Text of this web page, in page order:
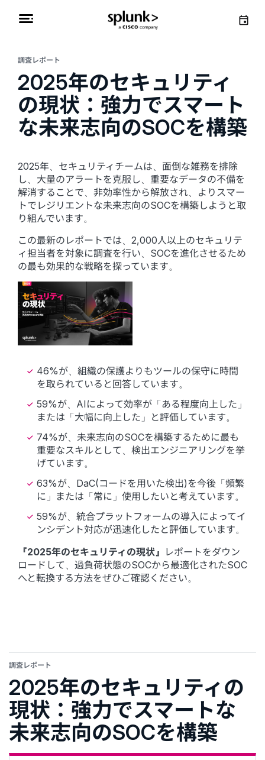
調査レポート
2025年のセキュリティ
の現状：強力でスマート
な未来志向のSOCを構築
2025年、セキュリティチームは、面倒な雑務を排除
し、大量のアラートを克服し、重要なデータの不備を
解消することで、非効率性から解放され、よりスマー
トでレジリエントな未来志向のSOCを構築しようと取
り組んでいます。
この最新のレポートでは、2,000人以上のセキュリテ
ィ担当者を対象に調査を行い、SOCを進化させるため
の最も効果的な戦略を探っています。
46%が、組織の保護よりもツールの保守に時間
を取られていると回答しています。
59%が、AIによって効率が「ある程度向上した」
または「大幅に向上した」と評価しています。
74%が、未来志向のSOCを構築するために最も
重要なスキルとして、検出エンジニアリングを挙
げています。
63%が、DaC(コードを用いた検出)を今後「頻繁
に」または「常に」使用したいと考えています。
59%が、統合プラットフォームの導入によってイ
ンシデント対応が迅速化したと評価しています。
『2025年のセキュリティの現状』 レポートをダウン
ロードして、過負荷状態のSOCから最適化されたSOC
へと転換する方法をぜひご確認ください。
調査レポート
2025年のセキュリティの
現状：強力でスマートな
未来志向のSOCを構築